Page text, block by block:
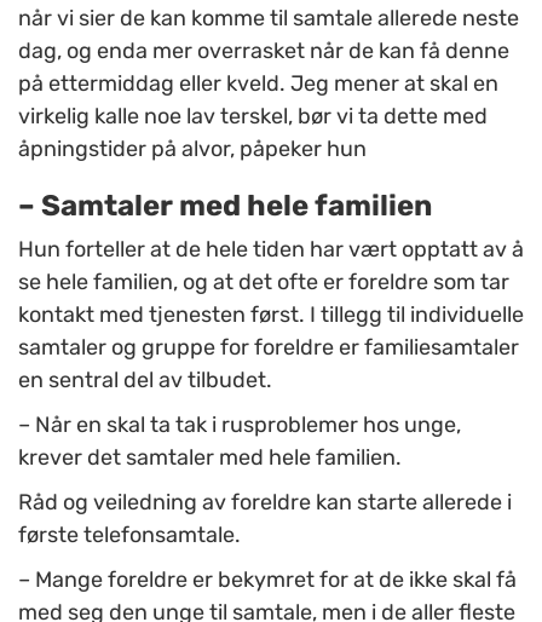
når vi sier de kan komme til samtale allerede neste
dag, og enda mer overrasket når de kan få denne
på ettermiddag eller kveld. Jeg mener at skal en
virkelig kalle noe lav terskel, bør vi ta dette med
åpningstider på alvor, påpeker hun
– Samtaler med hele familien
Hun forteller at de hele tiden har vært opptatt av å
se hele familien, og at det ofte er foreldre som tar
kontakt med tjenesten først. I tillegg til individuelle
samtaler og gruppe for foreldre er familiesamtaler
en sentral del av tilbudet.
– Når en skal ta tak i rusproblemer hos unge,
krever det samtaler med hele familien.
Råd og veiledning av foreldre kan starte allerede i
første telefonsamtale.
– Mange foreldre er bekymret for at de ikke skal få
med seg den unge til samtale, men i de aller fleste